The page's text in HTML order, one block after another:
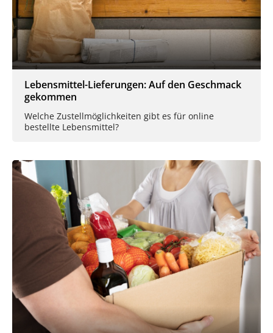
Lebensmittel-Lieferungen: Auf den Geschmack
gekommen
Welche Zustellmöglichkeiten gibt es für online
bestellte Lebensmittel?